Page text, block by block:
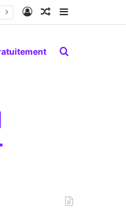
Connexion
Article Aléatoire
Sidebar
Rechercher